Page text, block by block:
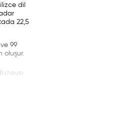
dil
22,5
99
oluşur.